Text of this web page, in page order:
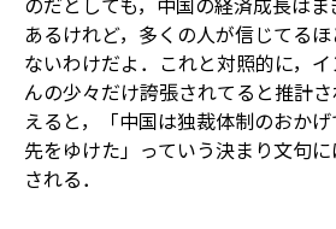
あるけれど，多くの人が信じてる
ないわけだよ．これと対照的に，
んの少々だけ誇張されてると推計
えると，「中国は独裁体制のおか
先をゆけた」っていう決まり文句
される．